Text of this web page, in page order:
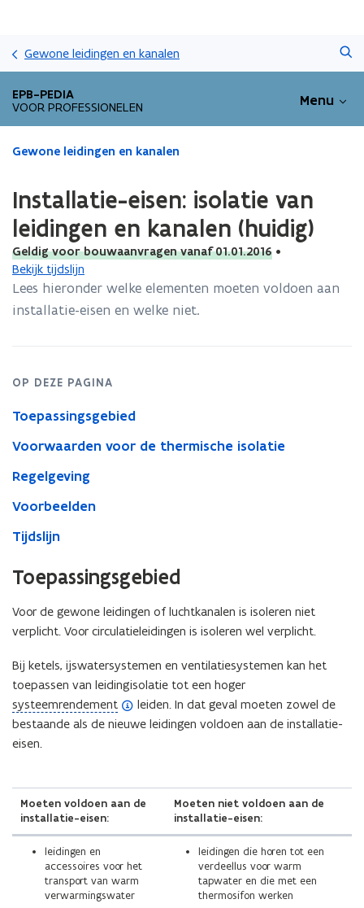
Gewone leidingen en kanalen
EPB-PEDIA
VOOR PROFESSIONELEN Menu
Gedaan
bevindt
zich
op:
Installatie-
eisen:
isolatie
(huidig)
Gewone leidingen en kanalen
Installatie-eisen: isolatie van
leidingen en kanalen (huidig)
Geldig voor bouwaanvragen vanaf 01.01.2016 •
Bekijk tijdslijn
Lees hieronder welke elementen moeten voldoen aan
installatie-eisen en welke niet.
OP DEZE PAGINA
Toepassingsgebied
Voorwaarden voor de thermische isolatie
Regelgeving
Voorbeelden
Tijdslijn
Toepassingsgebied
Voor de gewone leidingen of luchtkanalen is isoleren niet
verplicht. Voor circulatieleidingen is isoleren wel verplicht.
Bij ketels, ijswatersystemen en ventilatiesystemen kan het
toepassen van leidingisolatie tot een hoger
systeemrendement
(
o
p
f
leiden. In dat geval moeten zowel de
bestaande als de nieuwe leidingen voldoen aan de installatie-
eisen.
Moeten voldoen aan de
installatie-eisen:
Moeten niet voldoen aan de
installatie-eisen:
leidingen en
accessoires voor het
transport van warm
verwarmingswater
leidingen die horen tot een
verdeellus voor warm
tapwater en die met een
thermosifon werken